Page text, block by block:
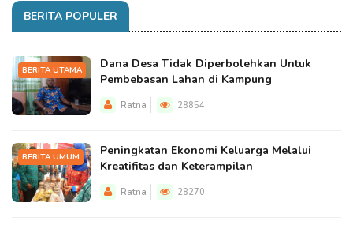
BERITA POPULER
BERITA UTAMA
Dana Desa Tidak Diperbolehkan Untuk
Pembebasan Lahan di Kampung
Ratna 28854
BERITA UMUM
Peningkatan Ekonomi Keluarga Melalui
Kreatifitas dan Keterampilan
Ratna 28270